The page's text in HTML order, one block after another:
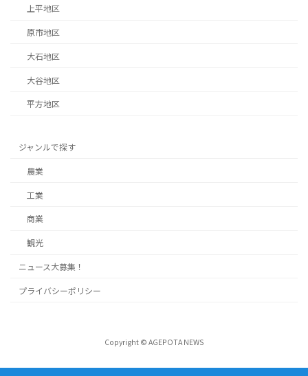
上平地区
原市地区
大石地区
大谷地区
平方地区
ジャンルで探す
農業
工業
商業
観光
ニュース大募集！
プライバシーポリシー
Copyright © AGEPOTA NEWS